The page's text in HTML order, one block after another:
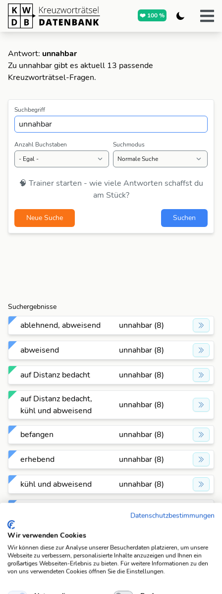
❤️ 100 %
Antwort: unnahbar
Zu unnahbar gibt es aktuell 13 passende
Kreuzworträtsel-Fragen.
Suchbegriff
Anzahl Buchstaben Suchmodus
🧠 Trainer starten - wie viele Antworten schaffst du
am Stück?
Neue Suche Suchen
Suchergebnisse
ablehnend, abweisend unnahbar (8)
abweisend unnahbar (8)
auf Distanz bedacht unnahbar (8)
auf Distanz bedacht,
kühl und abweisend
unnahbar (8)
befangen unnahbar (8)
erhebend unnahbar (8)
kühl und abweisend unnahbar (8)
unnahbar (8)
sehr reserviert unnahbar (8)
unterkühlt unnahbar (8)
Datenschutzbestimmungen
Wir verwenden Cookies
Wir können diese zur Analyse unserer Besucherdaten platzieren, um unsere
Webseite zu verbessern, personalisierte Inhalte anzuzeigen und Ihnen ein
großartiges Webseiten-Erlebnis zu bieten. Für weitere Informationen zu den
von uns verwendeten Cookies öffnen Sie die Einstellungen.